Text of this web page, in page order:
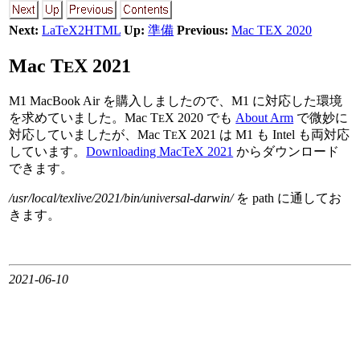
Next: LaTeX2HTML Up: 準備 Previous: Mac TEX 2020
MacTEX 2021
M1 MacBook Air を購入しましたので、M1 に対応した環境
を求めていました。MacTEX 2020 でも About Arm で微妙に
対応していましたが、MacTEX 2021 は M1 も Intel も両対応
しています。Downloading MacTeX 2021 からダウンロード
できます。
/usr/local/texlive/2021/bin/universal-darwin/を path に通してお
きます。
2021-06-10